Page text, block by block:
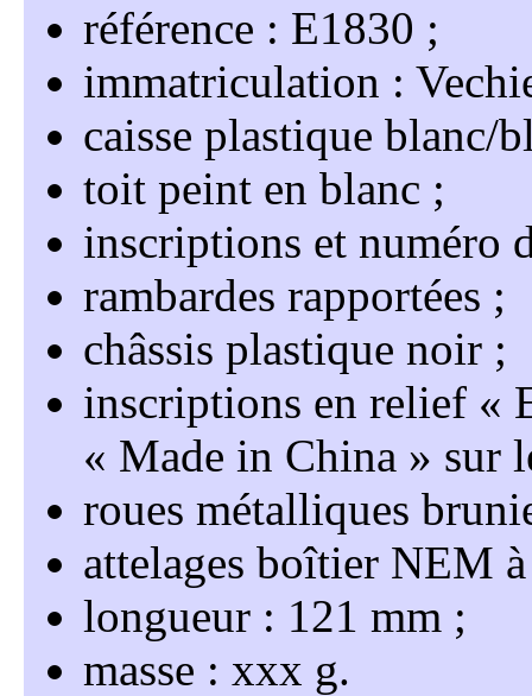
référence : E1830
immatriculation :
caisse plastique blanc/
toit peint en blanc
inscriptions et numéro
rambardes rapportées
châssis plastique noir
inscriptions en relief
Made in China
sur
roues métalliques
attelages boîtier NEM
longueur : 121 mm
masse : xxx g